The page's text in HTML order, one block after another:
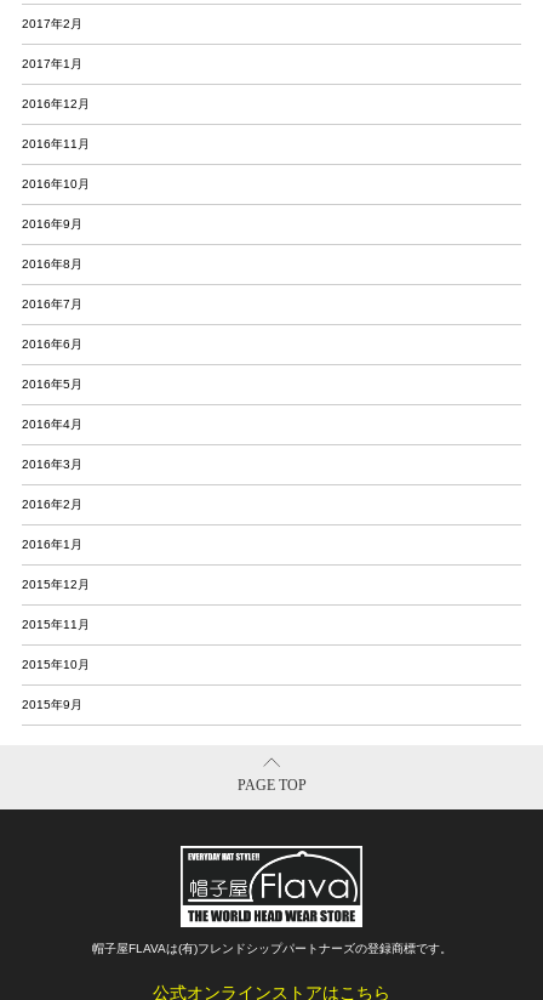
2017年2月
2017年1月
2016年12月
2016年11月
2016年10月
2016年9月
2016年8月
2016年7月
2016年6月
2016年5月
2016年4月
2016年3月
2016年2月
2016年1月
2015年12月
2015年11月
2015年10月
2015年9月
PAGE TOP
帽子屋FLAVAは(有)フレンドシップパートナーズの登録商標です。
Copyright©
公式オンラインストアはこちら